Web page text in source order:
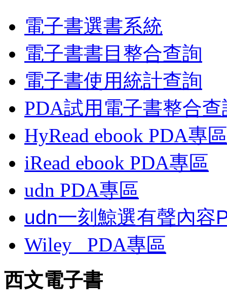
電子書選書系統
電子書書目整合查詢
電子書使用統計查詢
PDA試用電子書整合查
HyRead ebook PDA專區
iRead ebook PDA專區
udn PDA專區
udn一刻鯨選有聲內容
Wiley
PDA專區
西文電子書